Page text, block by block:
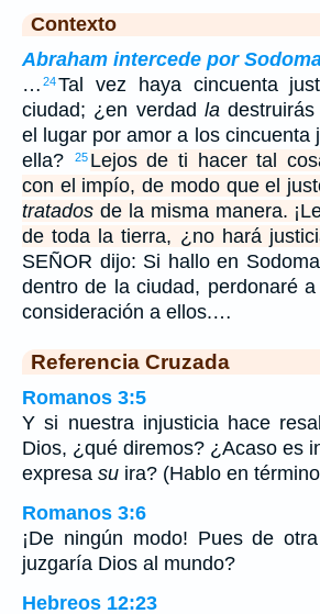
Contexto
Abraham intercede por
… 24Tal vez haya cincuenta
ciudad; ¿en verdad ladestruirás
el lugar por amor a los cincuenta
ella?
25 Lejos de ti hacer tal
con el impío, de modo que el
tratados de la misma manera.
de toda la tierra, ¿no hará
SEÑOR dijo: Si hallo en
dentro de la ciudad, perdonaré
consideración a ellos.…
Referencia Cruzada
Romanos 3:5
Y si nuestra injusticia hace
Dios, ¿qué diremos? ¿Acaso es
expresa su ira? (Hablo en
Romanos 3:6
¡De ningún modo! Pues de
juzgaría Dios al mundo?
Hebreos 12:23